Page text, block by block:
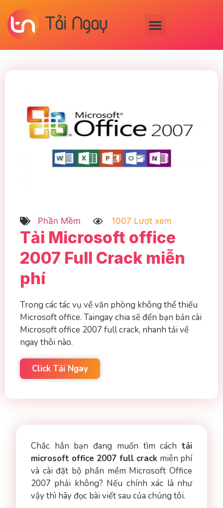
Phần Mềm 1007 Lượt xem
Tải Microsoft office
2007 Full Crack miễn
phí
Trong các tác vụ về văn phòng không thể thiếu
Microsoft office. Taingay chia sẽ đến bạn bản cài
Microsoft office 2007 full crack, nhanh tải về
ngay thôi nào.
Click Tải Ngay
Chắc hẳn bạn đang muốn tìm cách tải
microsoft office 2007 full crack miễn phí
và cài đặt bộ phần mềm Microsoft Office
2007 phải không? Nếu chính xác là như
vậy thì hãy đọc bài viết sau của chúng tôi.